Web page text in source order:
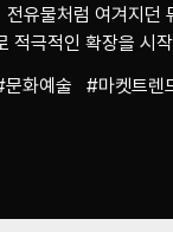
전유물처럼 여겨지던
적극적인 확장을 시
화예술   #마켓트렌